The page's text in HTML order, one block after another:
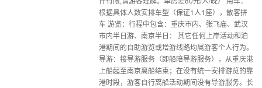
根据具体人数安排车型（保证1人1座），散客拼
车 游览：行程中包含：重庆市内、张飞庙、武汉
市内半日游、南京半日： 其它任何上岸活动和泊
港期间的自助游览或增游线路均属游客个人行为。
导游：接导游服务（即船陪导游服务），从重庆港
上船起至南京离船结束；在没有统一安排游览的靠
港时段，游客自行离船活动期间没有导游服务。长